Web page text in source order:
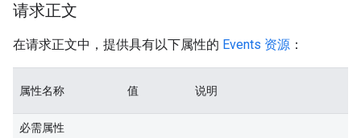
请求正文
在请求正文中，提供具有以下属性的 Events 资源 ：
属性名称 值 说明
必需属性